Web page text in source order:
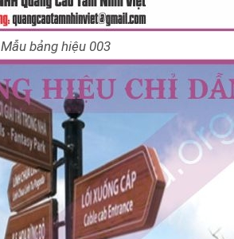
Mẫu bảng hiệu 003